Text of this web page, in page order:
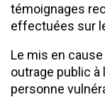
témoignages
effectuées sur
Le mis en
outrage public à
personne